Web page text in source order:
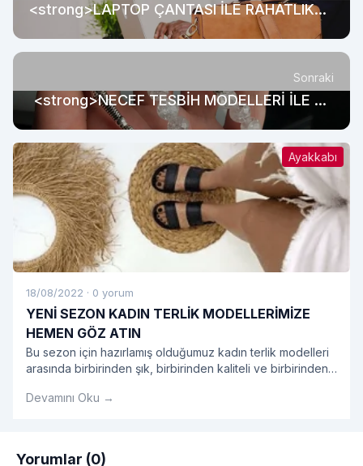
<strong>LAPTOP ÇANTASI İLE RAHATLIK
ÖN PLANA ÇIKIYOR</strong><strong><br>
</strong>
Sonraki
<strong>NECEF TESBİH MODELLERİ İLE EN
ŞIK ÜRÜNLER</strong>
Ayakkabı
18/08/2022 · 0 yorum
YENİ SEZON KADIN TERLİK MODELLERİMİZE
HEMEN GÖZ ATIN
Bu sezon için hazırlamış olduğumuz kadın terlik modelleri
arasında birbirinden şık, birbirinden kaliteli ve birbirinden
Devamını Oku →
Yorumlar (0)